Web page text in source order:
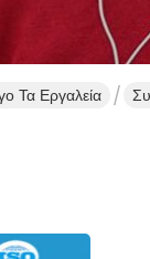
Τα Εργαλεία